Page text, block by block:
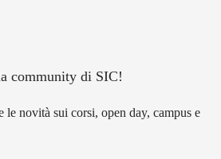
community di SIC!
le novità sui corsi, open day, campus e